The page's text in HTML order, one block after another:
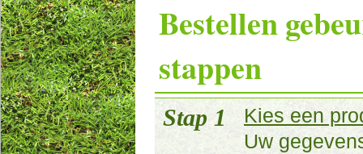
Bestellen
stappen
Stap 1
Kies een
Uw